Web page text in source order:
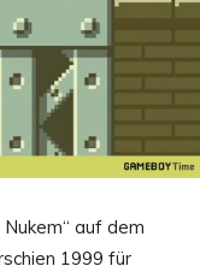
auf dem
1999 für